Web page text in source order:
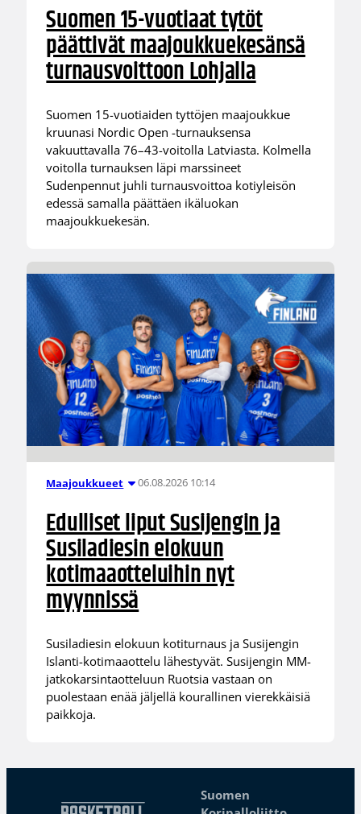
Suomen 15-vuotiaat tytöt
päättivät maajoukkuekesänsä
turnausvoittoon Lohjalla
Suomen 15-vuotiaiden tyttöjen maajoukkue
kruunasi Nordic Open -turnauksensa
vakuuttavalla 76–43-voitolla Latviasta. Kolmella
voitolla turnauksen läpi marssineet
Sudenpennut juhli turnausvoittoa kotiyleisön
edessä samalla päättäen ikäluokan
maajoukkuekesän.
Maajoukkueet 06.08.2026 10:14
Edulliset liput Susijengin ja
Susiladiesin elokuun
kotimaaotteluihin nyt
myynnissä
Susiladiesin elokuun kotiturnaus ja Susijengin
Islanti-kotimaaottelu lähestyvät. Susijengin MM-
jatkokarsintaotteluun Ruotsia vastaan on
puolestaan enää jäljellä kourallinen vierekkäisiä
paikkoja.
Suomen